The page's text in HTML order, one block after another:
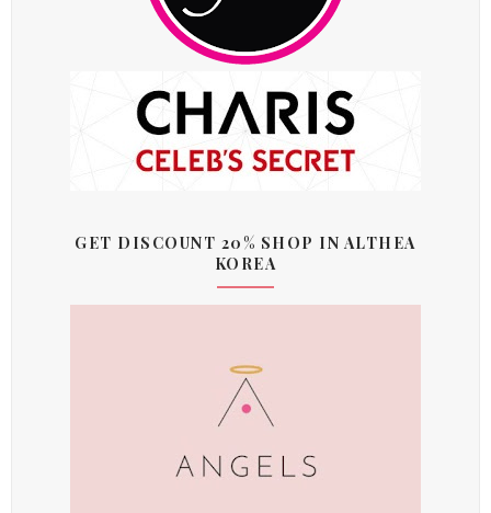
GET DISCOUNT 20% SHOP IN ALTHEA
KOREA